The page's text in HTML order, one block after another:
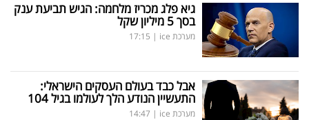
גיא פלג מכריז מלחמה: הגיש תביעת ענק
בסך 5 מיליון שקל
מערכת ice |
17:15
אבל כבד בעולם העסקים הישראלי:
התעשיין הנודע הלך לעולמו בגיל 104
מערכת ice |
14:47